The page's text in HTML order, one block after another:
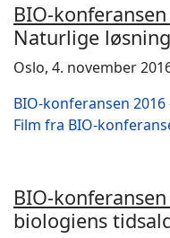
BIO-
Naturlige
Oslo, 4. november
BIO-konferansen
Film fra BIO-
BIO-
biologiens